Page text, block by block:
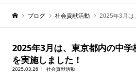
ブログ 社会貢献活動 2025年3月は、東京都
2025年3月は、東京都内の中
を実施しました！
2025.03.26 社会貢献活動